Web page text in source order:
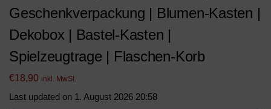
Geschenkverpackung | Blumen-Kasten |
Dekobox | Bastel-Kasten |
Spielzeugtrage | Flaschen-Korb
€18,90 inkl. MwSt.
Last updated on 1. August 2026 20:58